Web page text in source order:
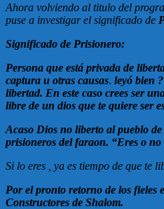
Ahora volviendo al titulo del
puse a investigar el significado de
Significado de Prisionero:
Persona que está privada de
captura u otras causas. leyó bien
libertad. En este caso crees ser
libre de un dios que te quiere ser
Acaso Dios no liberto al pueblo
prisioneros del faraon. “Eres o
Si lo eres , ya es tiempo de que te
Por el pronto retorno de los fieles
Constructores de Shalom.